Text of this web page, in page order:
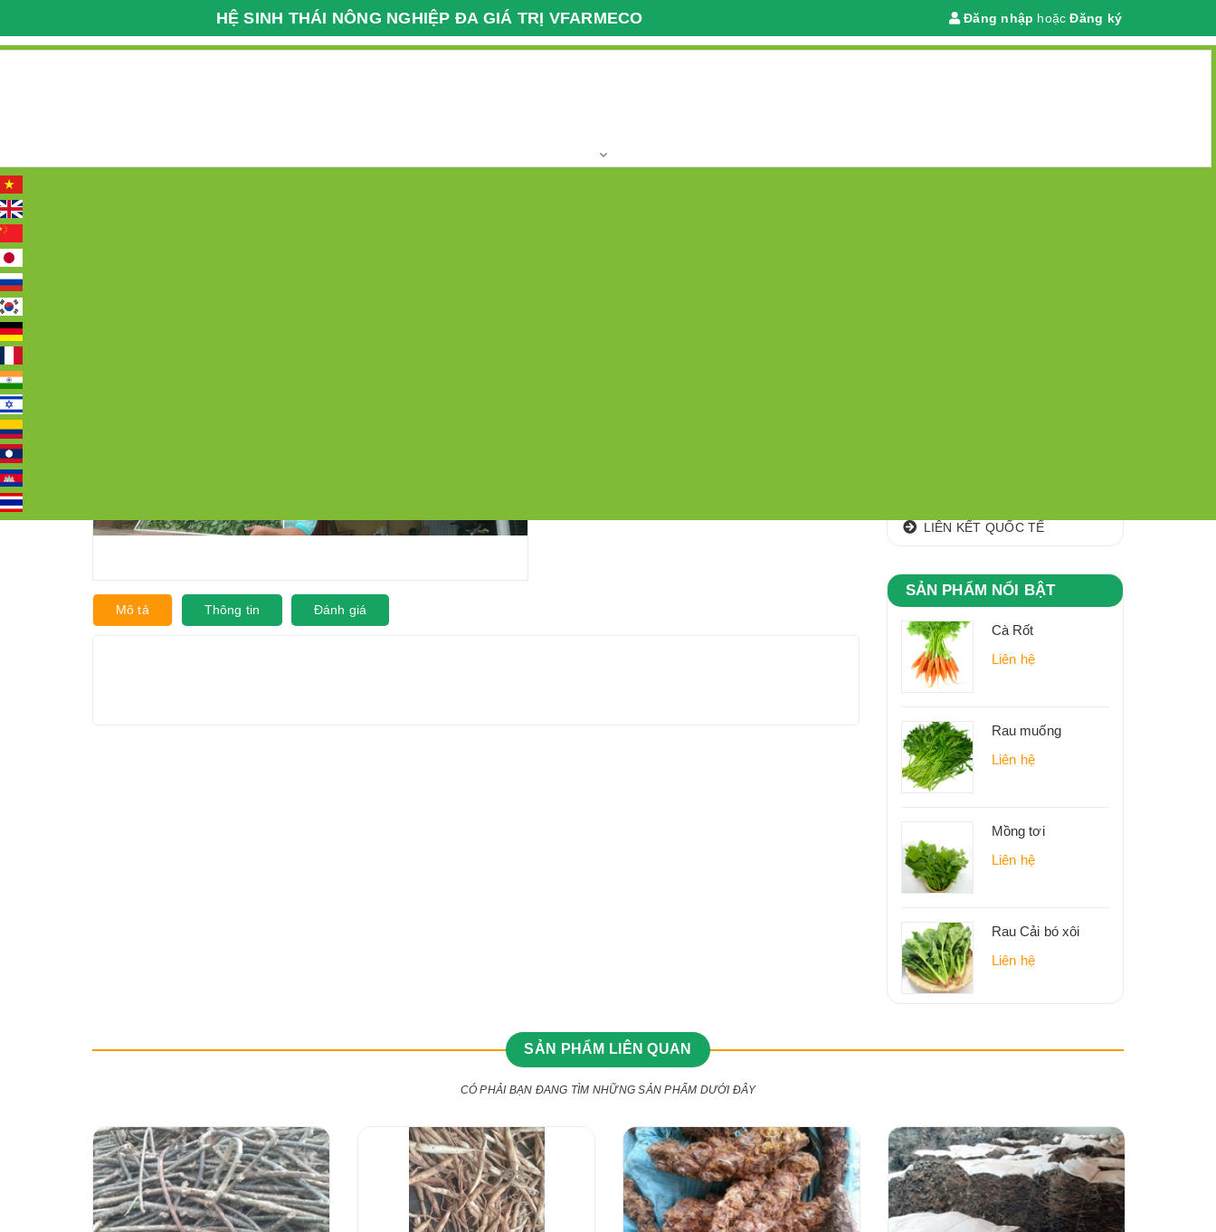
HỆ SINH THÁI NÔNG NGHIỆP ĐA GIÁ TRỊ VFARMECO Đăng nhập hoặc Đăng ký
Trang chủ Giới thiệu Tin tức Các khu,vùng nguyên liệu Clip Địa chỉ Liên kết quốc tế
Mô tả Thông tin Đánh giá
LIÊN KẾT QUỐC TẾ
SẢN PHẨM NỔI BẬT
Cà Rốt
Liên hệ
Rau muống
Liên hệ
Mồng tơi
Liên hệ
Rau Cải bó xôi
Liên hệ
SẢN PHẨM LIÊN QUAN
CÓ PHẢI BẠN ĐANG TÌM NHỮNG SẢN PHẨM DƯỚI ĐÂY